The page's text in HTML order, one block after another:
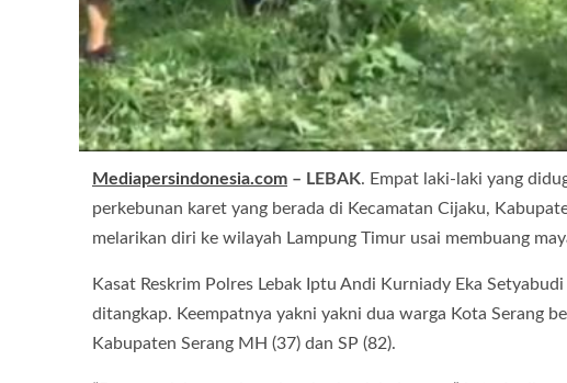
Mediapersindonesia.com – LEBAK. Empat laki-laki yang
perkebunan karet yang berada di Kecamatan Cijaku,
melarikan diri ke wilayah Lampung Timur usai membuang
Kasat Reskrim Polres Lebak Iptu Andi Kurniady Eka
ditangkap. Keempatnya yakni yakni dua warga Kota Serang
Kabupaten Serang MH (37) dan SP (82).